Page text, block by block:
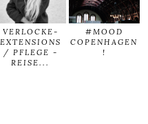
VERLOCKE-
EXTENSIONS
/ PFLEGE -
REISE...
#MOOD
COPENHAGEN
!